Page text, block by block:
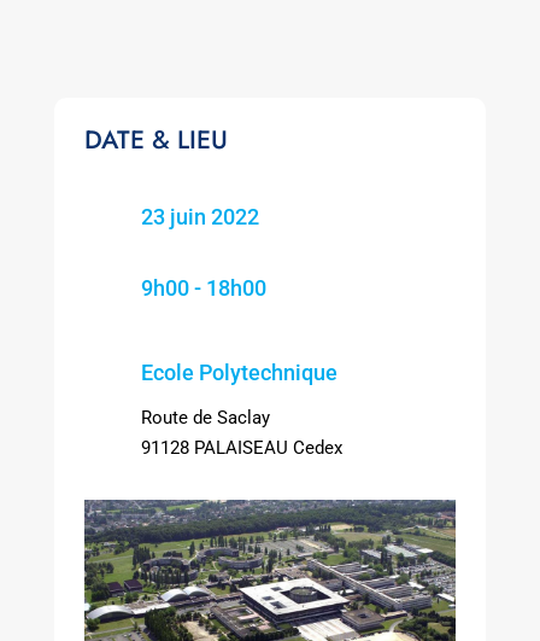
DATE & LIEU
23 juin 2022
9h00 - 18h00
Ecole Polytechnique
Route de Saclay
91128 PALAISEAU Cedex